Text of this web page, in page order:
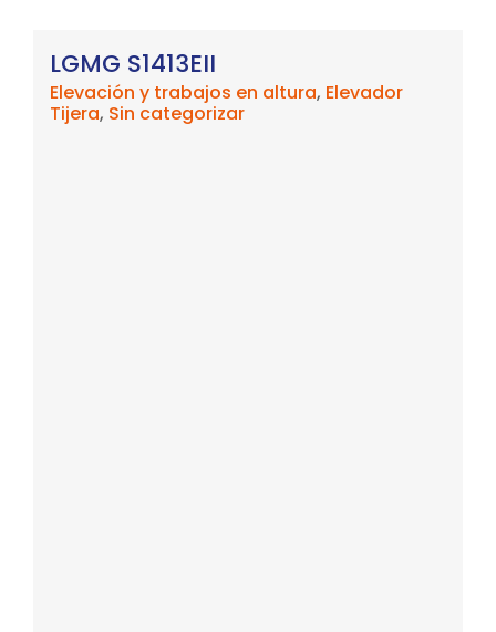
LGMG S1413EII
Elevación y trabajos en altura, Elevador
Tijera, Sin categorizar